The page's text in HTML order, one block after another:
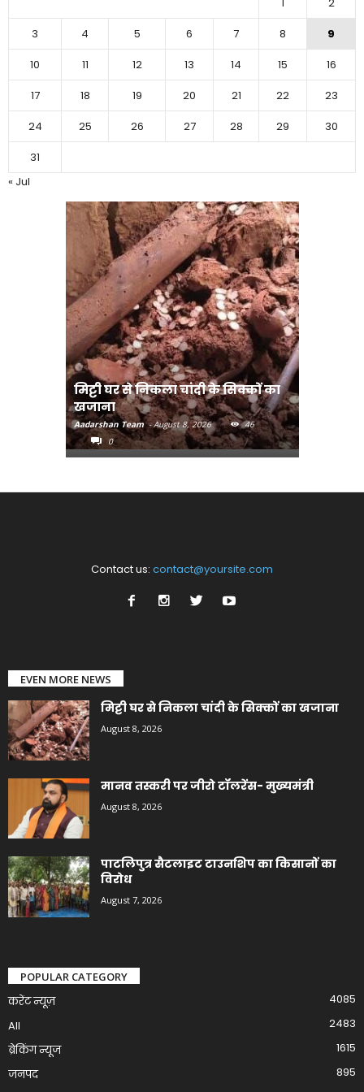
3
4 5 6 7 8
9
10
11 12 13 14 15
16
17
18 19 20 21 22
23
24
25 26 27 28 29
30
31
« Jul
मिट्टी घर से निकला चांदी के सिक्कों का
खजाना
Aadarshan Team - August 8, 2026
46
0
Contact us: contact@yoursite.com
EVEN MORE NEWS
मिट्टी घर से निकला चांदी के सिक्कों का खजाना
August 8, 2026
मानव तस्करी पर जीरो टॉलरेंस- मुख्यमंत्री
August 8, 2026
पाटलिपुत्र सैटलाइट टाउनशिप का किसानों का
विरोध
August 7, 2026
POPULAR CATEGORY
करेंट न्यूज़
4085
All
2483
ब्रेकिंग न्यूज
1615
जनपद
895